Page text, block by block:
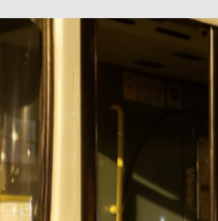
LONGWIN 九巴及龍運
[ 2026-07-26 ]
【新車速報】第一部
[ 2026-07-23 ]
【電車】究竟幾幅插畫係
[ 2026-07-22 ]
【輕鐵】痴卡哇列車
MTR 港鐵
[ 2026-07-07 ]
VOLVO 全新電動巴士